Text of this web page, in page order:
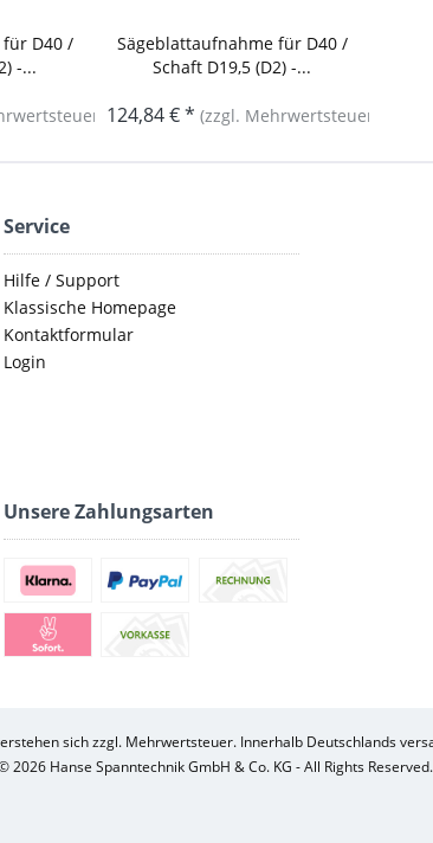
D40 /
-...
Sägeblattaufnahme für D40 /
Schaft D19,5 (D2) -...
124,84 € *(zzgl. Mehrwertsteuer)
Service
Hilfe / Support
Klassische Homepage
Kontaktformular
Login
Unsere Zahlungsarten
sich zzgl. Mehrwertsteuer. Innerhalb Deutschlands
2026 Hanse Spanntechnik GmbH & Co. KG - All Rights Reserved.